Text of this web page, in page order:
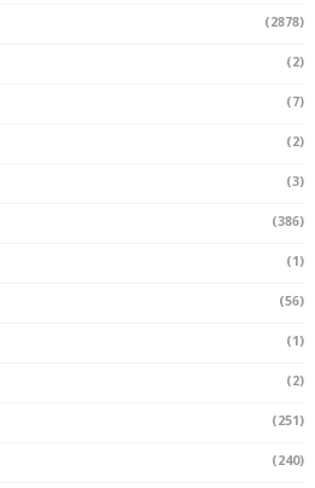
(2878)
(2)
(7)
(2)
(3)
(386)
(1)
(56)
(1)
(2)
(251)
(240)